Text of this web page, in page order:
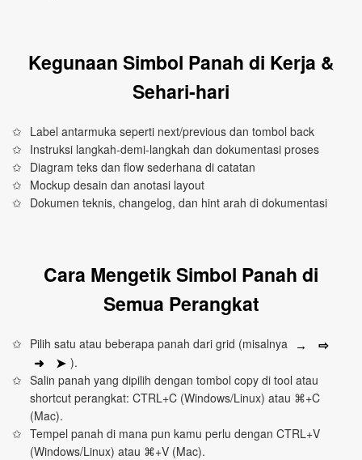
Kegunaan Simbol Panah di Kerja &
Sehari‑hari
Label antarmuka seperti next/previous dan tombol back
Instruksi langkah‑demi‑langkah dan dokumentasi proses
Diagram teks dan flow sederhana di catatan
Mockup desain dan anotasi layout
Dokumen teknis, changelog, dan hint arah di dokumentasi
Cara Mengetik Simbol Panah di
Semua Perangkat
Pilih satu atau beberapa panah dari grid (misalnya →
⇨
➜
➤ ).
Salin panah yang dipilih dengan tombol copy di tool atau
shortcut perangkat: CTRL+C (Windows/Linux) atau ⌘+C
(Mac).
Tempel panah di mana pun kamu perlu dengan CTRL+V
(Windows/Linux) atau ⌘+V (Mac).